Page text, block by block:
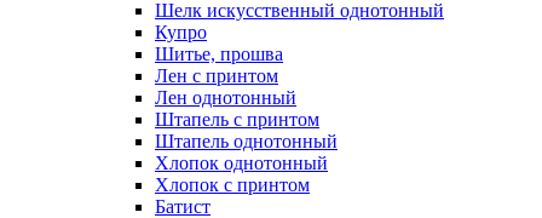
Шелк искусственный однотонный
Купро
Шитье, прошва
Лен с принтом
Лен однотонный
Штапель с принтом
Штапель однотонный
Хлопок однотонный
Хлопок с принтом
Батист